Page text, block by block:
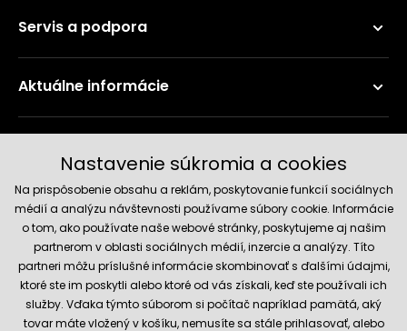
Servis a podpora
Aktuálne informácie
Spoľahlivý obchod
Nastavenie súkromia a cookies
Na prispôsobenie obsahu a reklám, poskytovanie funkcií sociálnych
médií a analýzu návštevnosti používame súbory cookie. Informácie
o tom, ako používate naše webové stránky, poskytujeme aj našim
partnerom v oblasti sociálnych médií, inzercie a analýzy. Títo
partneri môžu príslušné informácie skombinovať s ďalšími údajmi,
ktoré ste im poskytli alebo ktoré od vás získali, keď ste používali ich
služby. Vďaka týmto súborom si počítač napríklad pamätá, aký
tovar máte vložený v košíku, nemusíte sa stále prihlasovať, alebo